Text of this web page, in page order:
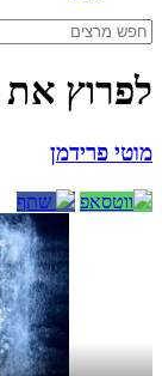
לפרוץ את
מוטי פרידמן
ווטסאפ שתף